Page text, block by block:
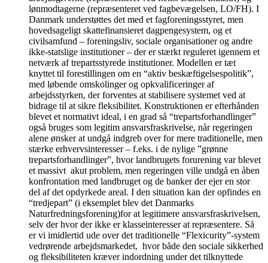
lønmodtagerne (repræsenteret ved fagbevægelsen, LO/FH). I
Danmark understøttes det med et fagforeningsstyret, men
hovedsageligt skattefinansieret dagpengesystem, og et
civilsamfund – foreningsliv, sociale organisationer og andre
ikke-statslige institutioner – der er stærkt reguleret igennem et
netværk af trepartsstyrede institutioner. Modellen er tæt
knyttet til forestillingen om en “aktiv beskæftigelsespolitik”,
med løbende omskolinger og opkvalificeringer af
arbejdsstyrken, der forventes at stabilisere systemet ved at
bidrage til at sikre fleksibilitet. Konstruktionen er efterhånden
blevet et normativt ideal, i en grad så “trepartsforhandlinger”
også bruges som legitim ansvarsfraskrivelse, når regeringen
alene ønsker at undgå indgreb over for mere traditionelle, men
stærke erhvervsinteresser – f.eks. i de nylige ”grønne
trepartsforhandlinger”, hvor landbrugets forurening var blevet
et massivt akut problem, men regeringen ville undgå en åben
konfrontation med landbruget og de banker der ejer en stor
del af det opdyrkede areal. I den situation kan der opfindes en
“tredjepart” (i eksemplet blev det Danmarks
Naturfredningsforening)for at legitimere ansvarsfraskrivelsen,
selv der hvor der ikke er klasseinteresser at repræsentere. Så
er vi imidlertid ude over det traditionelle “Flexicurity”-system
vedrørende arbejdsmarkedet, hvor både den sociale sikkerhed
og fleksibiliteten kræver indordning under det tilknyttede